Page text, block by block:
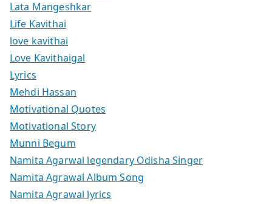
Lata Mangeshkar
Life Kavithai
love kavithai
Love Kavithaigal
Lyrics
Mehdi Hassan
Motivational Quotes
Motivational Story
Munni Begum
Namita Agarwal legendary Odisha Singer
Namita Agrawal Album Song
Namita Agrawal lyrics